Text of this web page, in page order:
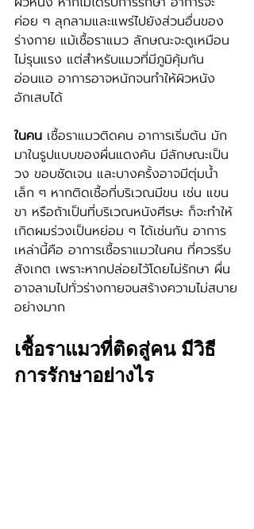
ค่อย ๆ ลุกลามและแพร่ไปยังส่วนอื่นของ
ร่างกาย แม้เชื้อราแมว ลักษณะจะดูเหมือน
ไม่รุนแรง แต่สำหรับแมวที่มีภูมิคุ้มกัน
อ่อนแอ อาการอาจหนักจนทำให้ผิวหนัง
อักเสบได้
ในคน เชื้อราแมวติดคน อาการเริ่มต้น มัก
มาในรูปแบบของผื่นแดงคัน มีลักษณะเป็น
วง ขอบชัดเจน และบางครั้งอาจมีตุ่มน้ำ
เล็ก ๆ หากติดเชื้อที่บริเวณมีขน เช่น แขน
ขา หรือถ้าเป็นที่บริเวณหนังศีรษะ ก็จะทำให้
เกิดผมร่วงเป็นหย่อม ๆ ได้เช่นกัน อาการ
เหล่านี้คือ อาการเชื้อราแมวในคน ที่ควรรีบ
สังเกต เพราะหากปล่อยไว้โดยไม่รักษา ผื่น
อาจลามไปทั่วร่างกายจนสร้างความไม่สบาย
อย่างมาก
เชื้อราแมวที่ติดสู่คน มีวิธี
การรักษาอย่างไร